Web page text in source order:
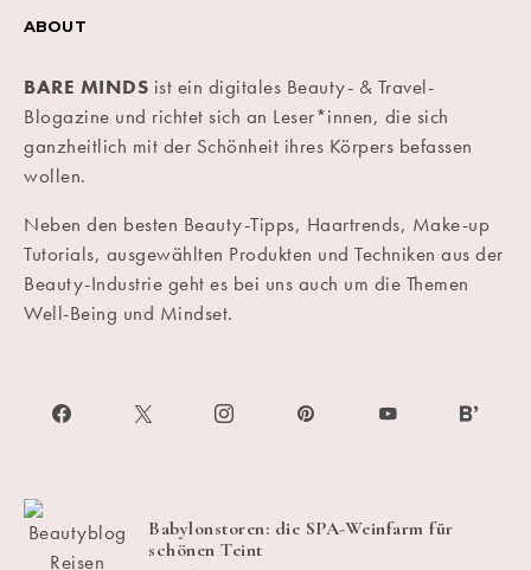
ABOUT
BARE MINDS ist ein digitales Beauty- & Travel-
Blogazine und richtet sich an Leser*innen, die sich
ganzheitlich mit der Schönheit ihres Körpers befassen
wollen.
Neben den besten Beauty-Tipps, Haartrends, Make-up
Tutorials, ausgewählten Produkten und Techniken aus der
Beauty-Industrie geht es bei uns auch um die Themen
Well-Being und Mindset.
Babylonstoren: die SPA-Weinfarm für
schönen Teint